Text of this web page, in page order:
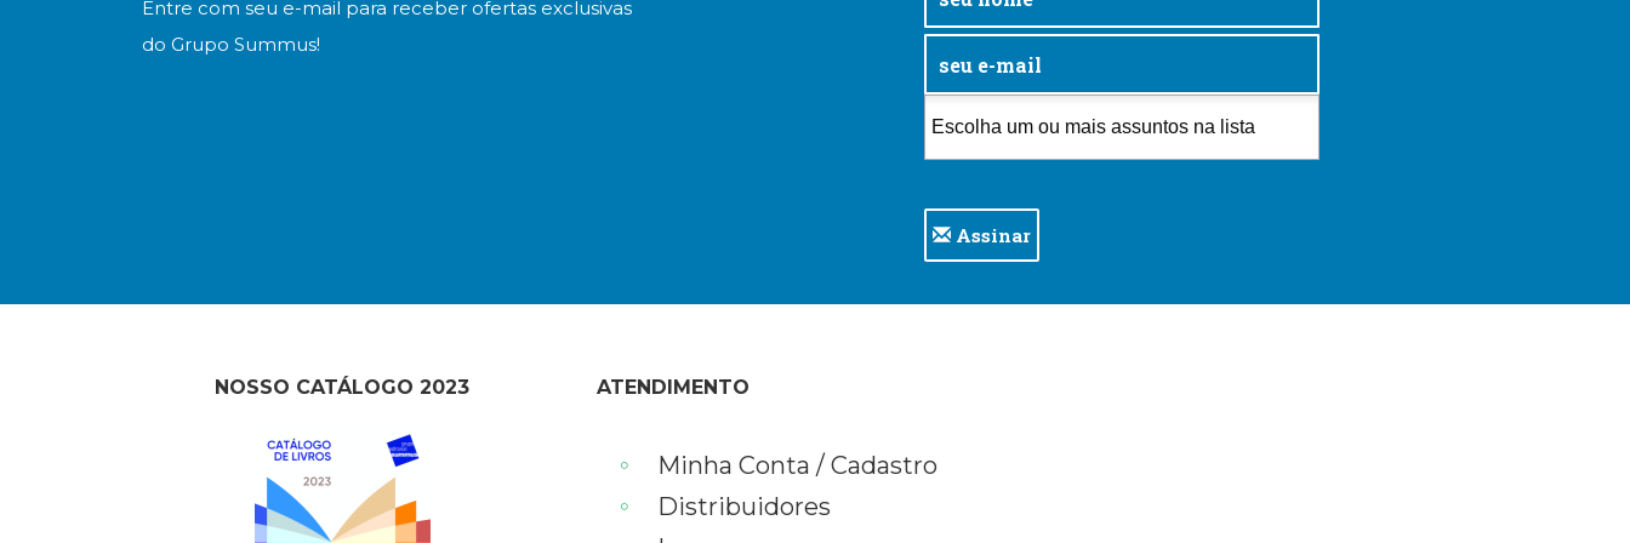
Entre com seu e-mail para receber ofertas exclusivas
do Grupo Summus!
Assinar
NOSSO CATÁLOGO 2023 ATENDIMENTO
Minha Conta / Cadastro
Distribuidores